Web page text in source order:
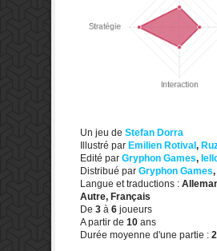
Un jeu de Stefan Dorra
Illustré par Emilien Rotival,
Edité par Gryphon Games,
Distribué par Gryphon Games,
Langue et traductions :
Autre, Français
De 3 à 6 joueurs
A partir de 10 ans
Durée moyenne d'une partie :